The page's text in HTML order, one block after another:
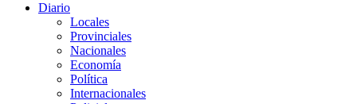
Diario
Locales
Provinciales
Nacionales
Economía
Política
Internacionales